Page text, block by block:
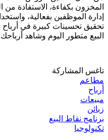
المخزون بكفاءة، الاستفادة من
إدارة الموظفين بفعالية،
تحقيق تحسينات كبيرة في
البيع متطور اليوم وشاهد
تاغس المشاركة
مطاعم
أرباح
مبيعات
زبائن
برنامج نقاط البيع
تكنولوجيا